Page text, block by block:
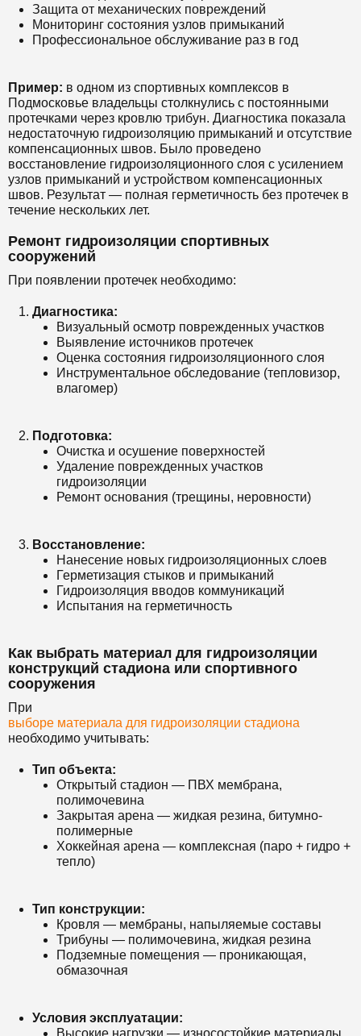
Защита от механических повреждений
Мониторинг состояния узлов примыканий
Профессиональное обслуживание раз в год
Пример: в одном из спортивных комплексов в
Подмосковье владельцы столкнулись с постоянными
протечками через кровлю трибун. Диагностика показала
недостаточную гидроизоляцию примыканий и отсутствие
компенсационных швов. Было проведено
восстановление гидроизоляционного слоя с усилением
узлов примыканий и устройством компенсационных
швов. Результат — полная герметичность без протечек в
течение нескольких лет.
Ремонт гидроизоляции спортивных
сооружений
При появлении протечек необходимо:
Диагностика:
Визуальный осмотр поврежденных участков
Выявление источников протечек
Оценка состояния гидроизоляционного слоя
Инструментальное обследование (тепловизор,
влагомер)
Подготовка:
Очистка и осушение поверхностей
Удаление поврежденных участков
гидроизоляции
Ремонт основания (трещины, неровности)
Восстановление:
Нанесение новых гидроизоляционных слоев
Герметизация стыков и примыканий
Гидроизоляция вводов коммуникаций
Испытания на герметичность
Как выбрать материал для гидроизоляции
конструкций стадиона или спортивного
сооружения
При
выборе материала для гидроизоляции стадиона
необходимо учитывать:
Тип объекта:
Открытый стадион — ПВХ мембрана,
полимочевина
Закрытая арена — жидкая резина, битумно-
полимерные
Хоккейная арена — комплексная (паро + гидро +
тепло)
Тип конструкции:
Кровля — мембраны, напыляемые составы
Трибуны — полимочевина, жидкая резина
Подземные помещения — проникающая,
обмазочная
Условия эксплуатации: